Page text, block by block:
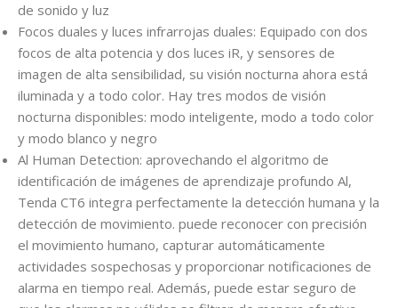
de sonido y luz
Focos duales y luces infrarrojas duales: Equipado con dos
focos de alta potencia y dos luces iR, y sensores de
imagen de alta sensibilidad, su visión nocturna ahora está
iluminada y a todo color. Hay tres modos de visión
nocturna disponibles: modo inteligente, modo a todo color
y modo blanco y negro
Al Human Detection: aprovechando el algoritmo de
identificación de imágenes de aprendizaje profundo Al,
Tenda CT6 integra perfectamente la detección humana y la
detección de movimiento. puede reconocer con precisión
el movimiento humano, capturar automáticamente
actividades sospechosas y proporcionar notificaciones de
alarma en tiempo real. Además, puede estar seguro de